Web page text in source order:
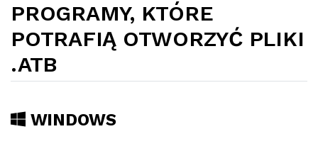
PROGRAMY, KTÓRE
POTRAFIĄ OTWORZYĆ PLIKI
.ATB
WINDOWS